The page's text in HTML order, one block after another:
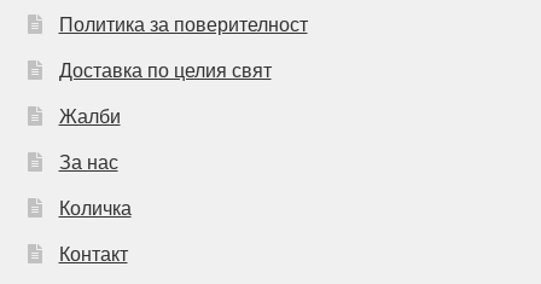
Политика за поверителност
Доставка по целия свят
Жалби
За нас
Количка
Контакт